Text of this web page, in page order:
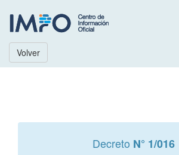
Volver
Decreto N° 1/016